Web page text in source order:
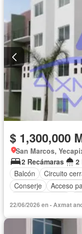
$ 1,300,000
San Marcos,
2 Recámaras
2
Balcón
Circuito
Conserje
Acceso
Gas natural
22/06/2026 en - Axmat